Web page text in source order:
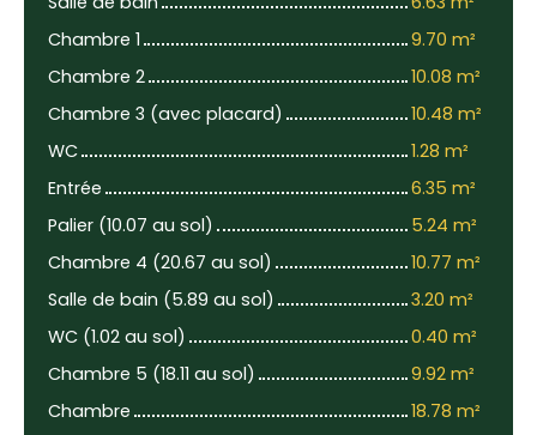
Chambre 1
9.70 m²
Chambre 2
10.08 m²
Chambre 3 (avec placard)
10.48 m²
WC
1.28 m²
Entrée
6.35 m²
Palier (10.07 au sol)
5.24 m²
Chambre 4 (20.67 au sol)
10.77 m²
Salle de bain (5.89 au sol)
3.20 m²
WC (1.02 au sol)
0.40 m²
Chambre 5 (18.11 au sol)
9.92 m²
Chambre
18.78 m²